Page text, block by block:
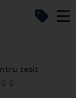
tesit
S